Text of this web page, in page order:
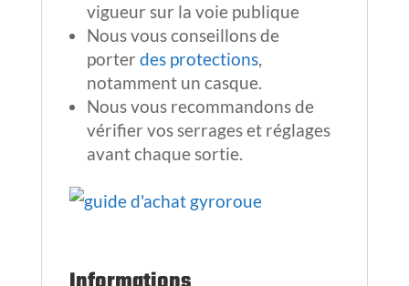
vigueur sur la voie publique
Nous vous conseillons de
porter des protections,
notamment un casque.
Nous vous recommandons de
vérifier vos serrages et réglages
avant chaque sortie.